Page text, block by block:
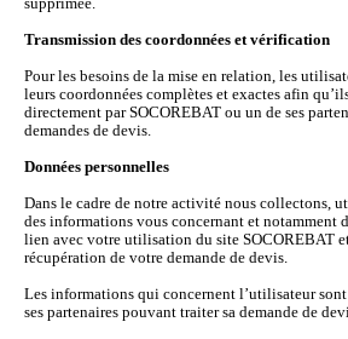
supprimée.
Transmission des coordonnées et vérification
Pour les besoins de la mise en relation, les
leurs coordonnées complètes et exactes afin
directement par SOCOREBAT ou un de ses
demandes de devis.
Données personnelles
Dans le cadre de notre activité nous collectons,
des informations vous concernant et notamment
lien avec votre utilisation du site SOCOREBAT
récupération de votre demande de devis.
Les informations qui concernent l’utilisateur
ses partenaires pouvant traiter sa demande de